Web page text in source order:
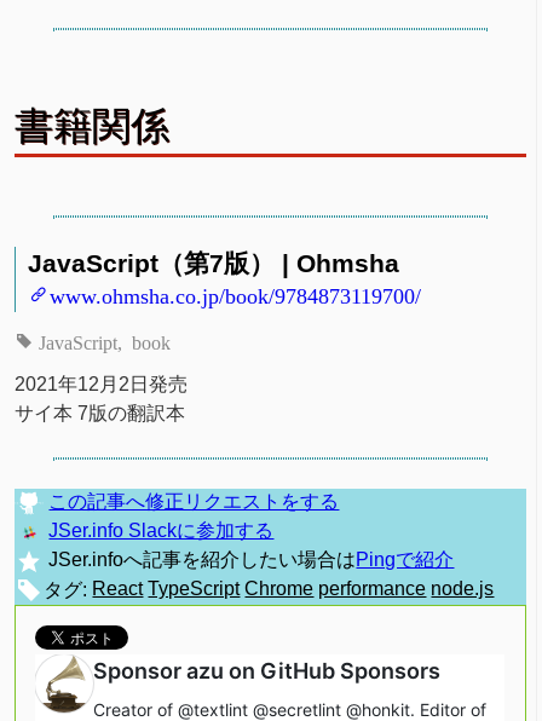
書籍関係
JavaScript（第7版） | Ohmsha
www.ohmsha.co.jp/book/9784873119700/
JavaScript book
2021年12月2日発売
サイ本 7版の翻訳本
この記事へ修正リクエストをする
JSer.info Slackに参加する
JSer.infoへ記事を紹介したい場合はPingで紹介
タグ: React TypeScript Chrome performance node.js